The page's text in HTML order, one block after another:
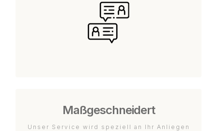
Maßgeschneidert
Unser Service wird speziell an Ihr Anliegen